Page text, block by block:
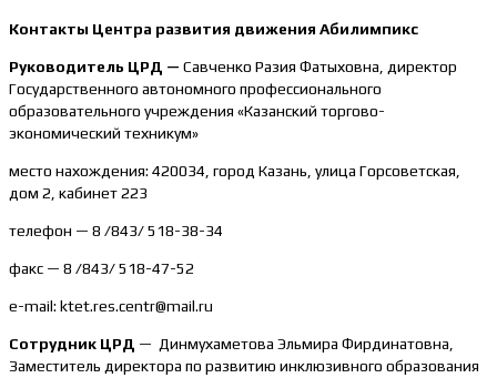
Контакты Центра развития движения Абилимпикс
Руководитель ЦРД — Савченко Разия Фатыховна, директор
Государственного автономного профессионального
образовательного учреждения «Казанский торгово-
экономический техникум»
место нахождения: 420034, город Казань, улица Горсоветская,
дом 2, кабинет 223
телефон — 8 /843/ 518-38-34
факс — 8 /843/ 518-47-52
e-mail: ktet.res.centr@mail.ru
Сотрудник ЦРД — Динмухаметова Эльмира Фирдинатовна,
Заместитель директора по развитию инклюзивного образования